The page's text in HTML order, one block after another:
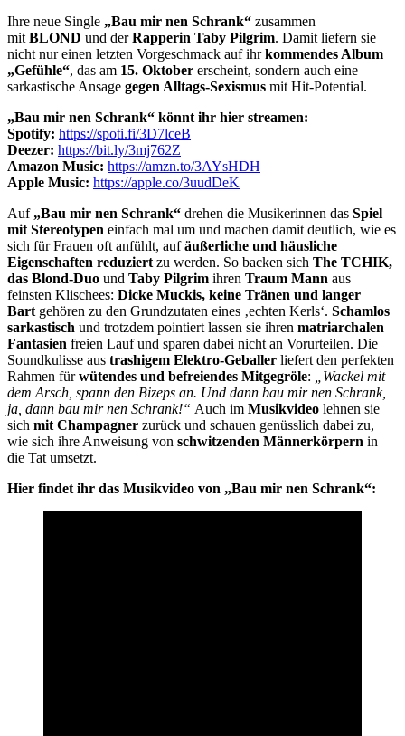
Ihre neue Single „Bau mir nen Schrank“ zusammen
mitBLOND und derRapperin Taby Pilgrim. Damit liefern sie
nicht nur einen letzten Vorgeschmack auf ihrkommendes Album
„Gefühle“, das am 15. Oktober erscheint, sondern auch eine
sarkastische Ansage gegen Alltags-Sexismus mit Hit-Potential.
„Bau mir nen Schrank“ könnt ihr hier streamen:
Spotify: https://spoti.fi/3D7lceB
Deezer: https://bit.ly/3mj762Z
Amazon Music: https://amzn.to/3AYsHDH
Apple Music: https://apple.co/3uudDeK
Auf „Bau mir nen Schrank“ drehen die Musikerinnen das Spiel
mit Stereotypen einfach mal um und machen damit deutlich, wie es
sich für Frauen oft anfühlt, aufäußerliche und häusliche
Eigenschaften reduziertzu werden. So backen sich The TCHIK,
das Blond-Duo und Taby Pilgrim ihren Traum Mann aus
feinsten Klischees: Dicke Muckis, keine Tränen und langer
Bart gehören zu den Grundzutaten eines ‚echten Kerls‘. Schamlos
sarkastisch und trotzdem pointiert lassen sie ihren matriarchalen
Fantasien freien Lauf und sparen dabei nicht an Vorurteilen. Die
Soundkulisse aus trashigem Elektro-Geballer liefert den perfekten
Rahmen fürwütendes und befreiendes Mitgegröle: „Wackel mit
dem Arsch, spann den Bizeps an. Und dann bau mir nen Schrank,
ja, dann bau mir nen Schrank!“ Auch im Musikvideo lehnen sie
sich mit Champagner zurück und schauen genüsslich dabei zu,
wie sich ihre Anweisung von schwitzenden Männerkörpern in
die Tat umsetzt.
Hier findet ihr das Musikvideo von „Bau mir nen Schrank“: